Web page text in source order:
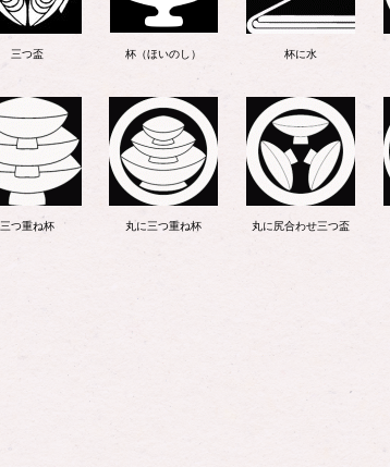
三つ盃 杯（ほいのし） 杯に水
三つ重ね杯 丸に三つ重ね杯 丸に尻合わせ三つ盃